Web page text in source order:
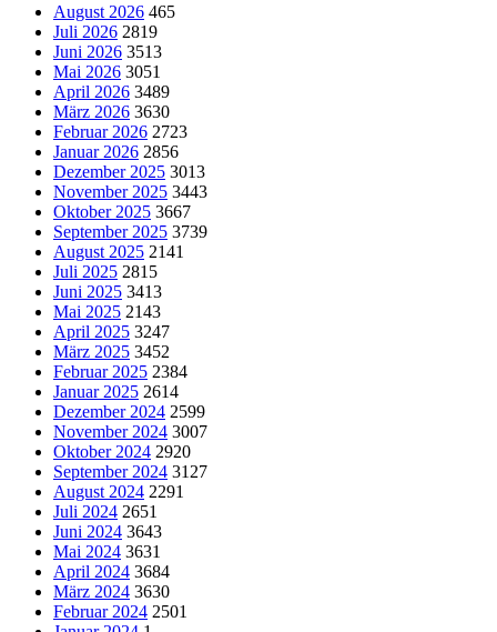
August 2026 465
Juli 2026 2819
Juni 2026 3513
Mai 2026 3051
April 2026 3489
März 2026 3630
Februar 2026 2723
Januar 2026 2856
Dezember 2025 3013
November 2025 3443
Oktober 2025 3667
September 2025 3739
August 2025 2141
Juli 2025 2815
Juni 2025 3413
Mai 2025 2143
April 2025 3247
März 2025 3452
Februar 2025 2384
Januar 2025 2614
Dezember 2024 2599
November 2024 3007
Oktober 2024 2920
September 2024 3127
August 2024 2291
Juli 2024 2651
Juni 2024 3643
Mai 2024 3631
April 2024 3684
März 2024 3630
Februar 2024 2501